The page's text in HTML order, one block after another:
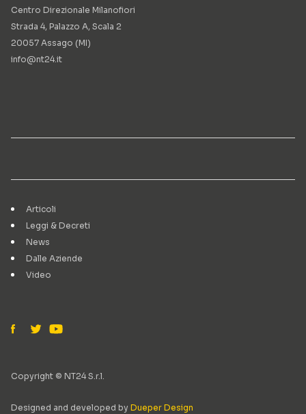
Centro Direzionale Milanofiori
Strada 4, Palazzo A, Scala 2
20057 Assago (MI)
info@nt24.it
Articoli
Leggi & Decreti
News
Dalle Aziende
Video
Copyright © NT24 S.r.l.
Designed and developed by Dueper Design